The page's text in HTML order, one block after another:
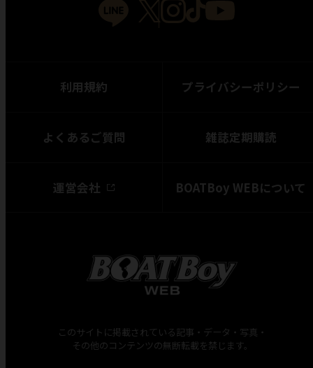
利用規約 プライバシーポリシー
よくあるご質問 雑誌定期購読
運営会社 BOATBoy WEBについて
このサイトに掲載されている記事・データ・写真・
その他のコンテンツの無断転載を禁じます。